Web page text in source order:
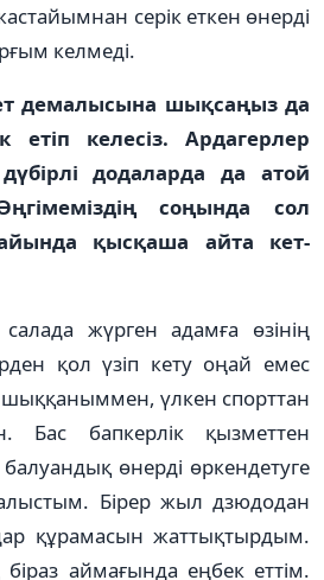
се­рік еткен өнерді
келмеді.
демалысына шықсаңыз да
етіп келесіз. Ар­­­да­­­­гер­лер
додаларда да атой
со­ңында сол
қыс­қаша айта кет­
жүр­ген адамға өзінің
қол үзіп кету оңай емес
үлкен спорттан
Бас бап­керлік қызметтен
өнерді өр­кендетуге
Бірер жыл дзюдодан
құ­рамасын жаттықтырдым.
ай­мағында еңбек еттім.